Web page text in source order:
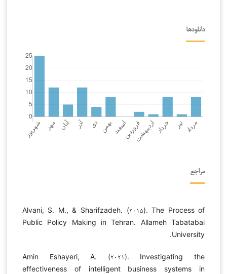
دانلودها
مراجع
Alvani, S. M., & Sharifzadeh. (۲۰۱۵). The Process of
Public Policy Making in Tehran. Allameh Tabatabai
University.
Amin Eshayeri, A. (۲۰۲۱). Investigating the
effectiveness of intelligent business systems in